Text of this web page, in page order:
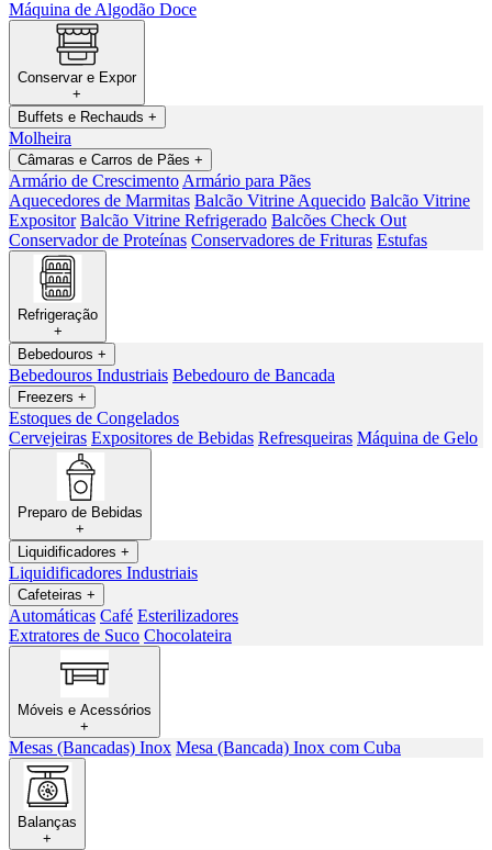
Máquina de Algodão Doce
Conservar e Expor
+
Buffets e Rechauds +
Molheira
Câmaras e Carros de Pães +
Armário de Crescimento Armário para Pães
Aquecedores de Marmitas Balcão Vitrine Aquecido Balcão Vitrine
Expositor Balcão Vitrine Refrigerado Balcões Check Out
Conservador de Proteínas Conservadores de Frituras Estufas
Refrigeração
+
Bebedouros +
Bebedouros Industriais Bebedouro de Bancada
Freezers +
Estoques de Congelados
Cervejeiras Expositores de Bebidas Refresqueiras Máquina de Gelo
Preparo de Bebidas
+
Liquidificadores +
Liquidificadores Industriais
Cafeteiras +
Automáticas Café Esterilizadores
Extratores de Suco Chocolateira
Móveis e Acessórios
+
Mesas (Bancadas) Inox Mesa (Bancada) Inox com Cuba
Balanças
+